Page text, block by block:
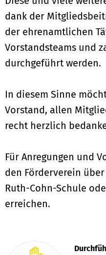
dank der
der ehrenamtlichen
Vorstandsteams und
durchgeführt werden.
In diesem Sinne
Vorstand, allen
recht herzlich
Für Anregungen und
den Förderverein
Ruth-Cohn-Schule
erreichen.